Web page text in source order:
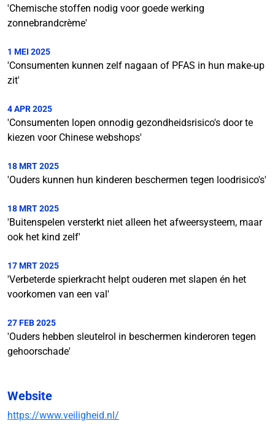
'Chemische stoffen nodig voor goede werking
zonnebrandcrème'
1 MEI 2025
'Consumenten kunnen zelf nagaan of PFAS in hun make-up
zit'
4 APR 2025
'Consumenten lopen onnodig gezondheidsrisico's door te
kiezen voor Chinese webshops'
18 MRT 2025
'Ouders kunnen hun kinderen beschermen tegen loodrisico's'
18 MRT 2025
'Buitenspelen versterkt niet alleen het afweersysteem, maar
ook het kind zelf'
17 MRT 2025
'Verbeterde spierkracht helpt ouderen met slapen én het
voorkomen van een val'
27 FEB 2025
'Ouders hebben sleutelrol in beschermen kinderoren tegen
gehoorschade'
Website
https://www.veiligheid.nl/